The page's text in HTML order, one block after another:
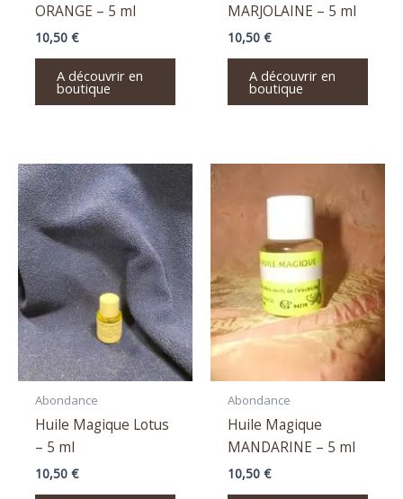
ORANGE – 5 ml
10,50 €
A découvrir en
boutique
MARJOLAINE – 5 ml
10,50 €
A découvrir en
boutique
Abondance
Huile Magique Lotus
– 5 ml
10,50 €
Abondance
Huile Magique
MANDARINE – 5 ml
10,50 €